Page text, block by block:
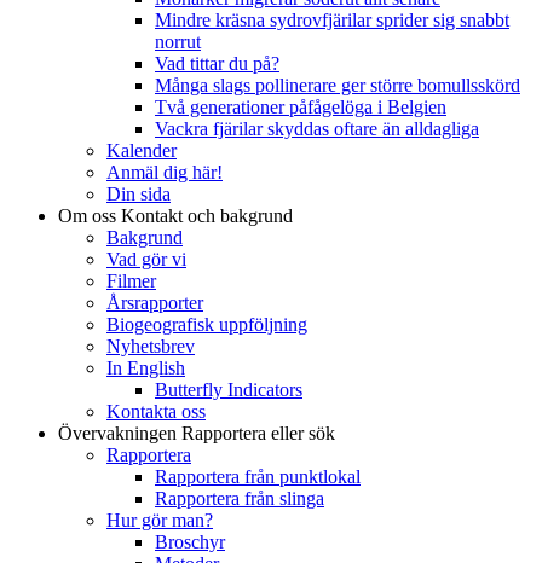
Mindre kräsna sydrovfjärilar sprider sig snabbt
norrut
Vad tittar du på?
Många slags pollinerare ger större bomullsskörd
Två generationer påfågelöga i Belgien
Vackra fjärilar skyddas oftare än alldagliga
Kalender
Anmäl dig här!
Din sida
Om oss Kontakt och bakgrund
Bakgrund
Vad gör vi
Filmer
Årsrapporter
Biogeografisk uppföljning
Nyhetsbrev
In English
Butterfly Indicators
Kontakta oss
Övervakningen Rapportera eller sök
Rapportera
Rapportera från punktlokal
Rapportera från slinga
Hur gör man?
Broschyr